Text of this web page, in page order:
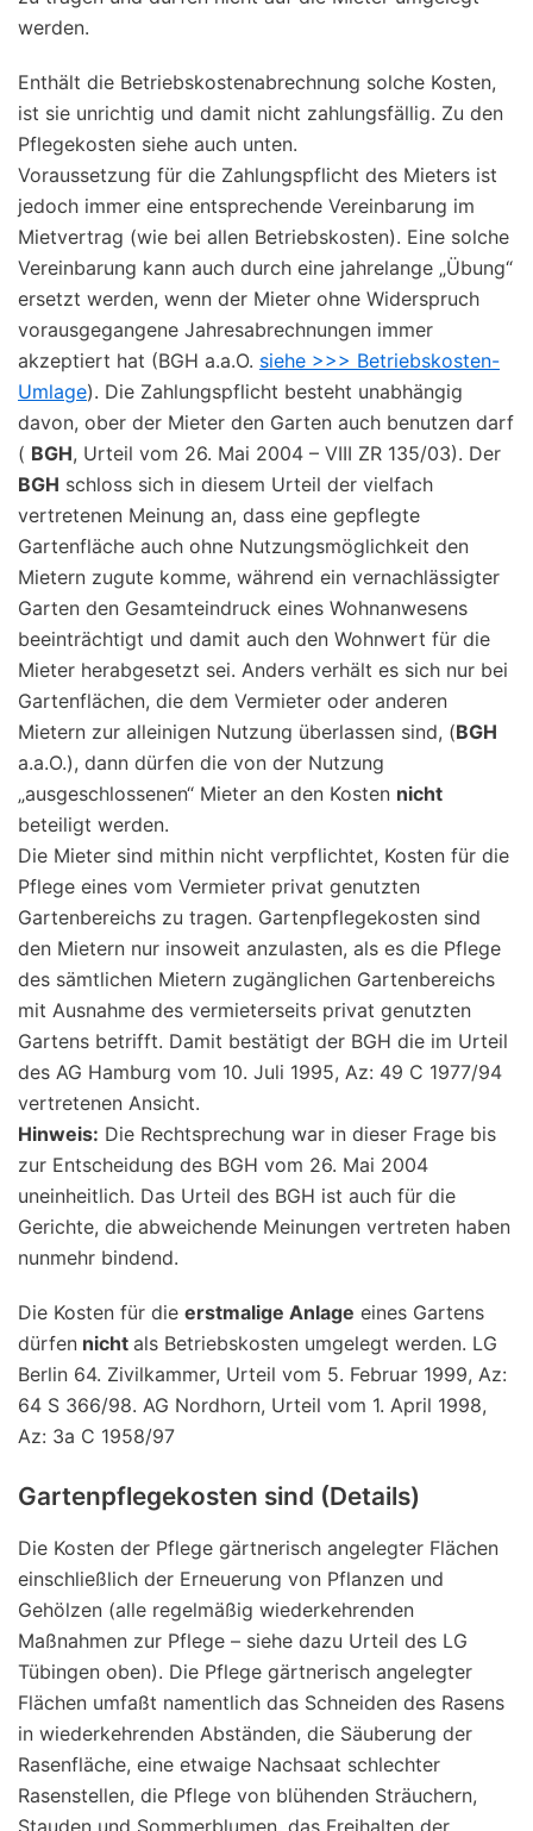
werden.
Enthält die Betriebskostenabrechnung solche Kosten,
ist sie unrichtig und damit nicht zahlungsfällig. Zu den
Pflegekosten siehe auch unten.
Voraussetzung für die Zahlungspflicht des Mieters ist
jedoch immer eine entsprechende Vereinbarung im
Mietvertrag (wie bei allen Betriebskosten). Eine solche
Vereinbarung kann auch durch eine jahrelange „Übung“
ersetzt werden, wenn der Mieter ohne Widerspruch
vorausgegangene Jahresabrechnungen immer
akzeptiert hat (BGH a.a.O. siehe >>> Betriebskosten-
Umlage). Die Zahlungspflicht besteht unabhängig
davon, ober der Mieter den Garten auch benutzen darf
( BGH, Urteil vom 26. Mai 2004 – VIII ZR 135/03). Der
BGH schloss sich in diesem Urteil der vielfach
vertretenen Meinung an, dass eine gepflegte
Gartenfläche auch ohne Nutzungsmöglichkeit den
Mietern zugute komme, während ein vernachlässigter
Garten den Gesamteindruck eines Wohnanwesens
beeinträchtigt und damit auch den Wohnwert für die
Mieter herabgesetzt sei. Anders verhält es sich nur bei
Gartenflächen, die dem Vermieter oder anderen
Mietern zur alleinigen Nutzung überlassen sind, (BGH
a.a.O.), dann dürfen die von der Nutzung
„ausgeschlossenen“ Mieter an den Kosten nicht
beteiligt werden.
Die Mieter sind mithin nicht verpflichtet, Kosten für die
Pflege eines vom Vermieter privat genutzten
Gartenbereichs zu tragen. Gartenpflegekosten sind
den Mietern nur insoweit anzulasten, als es die Pflege
des sämtlichen Mietern zugänglichen Gartenbereichs
mit Ausnahme des vermieterseits privat genutzten
Gartens betrifft. Damit bestätigt der BGH die im Urteil
des AG Hamburg vom 10. Juli 1995, Az: 49 C 1977/94
vertretenen Ansicht.
Hinweis: Die Rechtsprechung war in dieser Frage bis
zur Entscheidung des BGH vom 26. Mai 2004
uneinheitlich. Das Urteil des BGH ist auch für die
Gerichte, die abweichende Meinungen vertreten haben
nunmehr bindend.
Die Kosten für die erstmalige Anlage eines Gartens
dürfen nicht als Betriebskosten umgelegt werden. LG
Berlin 64. Zivilkammer, Urteil vom 5. Februar 1999, Az:
64 S 366/98. AG Nordhorn, Urteil vom 1. April 1998,
Az: 3a C 1958/97
Gartenpflegekosten sind (Details)
Die Kosten der Pflege gärtnerisch angelegter Flächen
einschließlich der Erneuerung von Pflanzen und
Gehölzen (alle regelmäßig wiederkehrenden
Maßnahmen zur Pflege – siehe dazu Urteil des LG
Tübingen oben). Die Pflege gärtnerisch angelegter
Flächen umfaßt namentlich das Schneiden des Rasens
in wiederkehrenden Abständen, die Säuberung der
Rasenfläche, eine etwaige Nachsaat schlechter
Rasenstellen, die Pflege von blühenden Sträuchern,
Stauden und Sommerblumen, das Freihalten der